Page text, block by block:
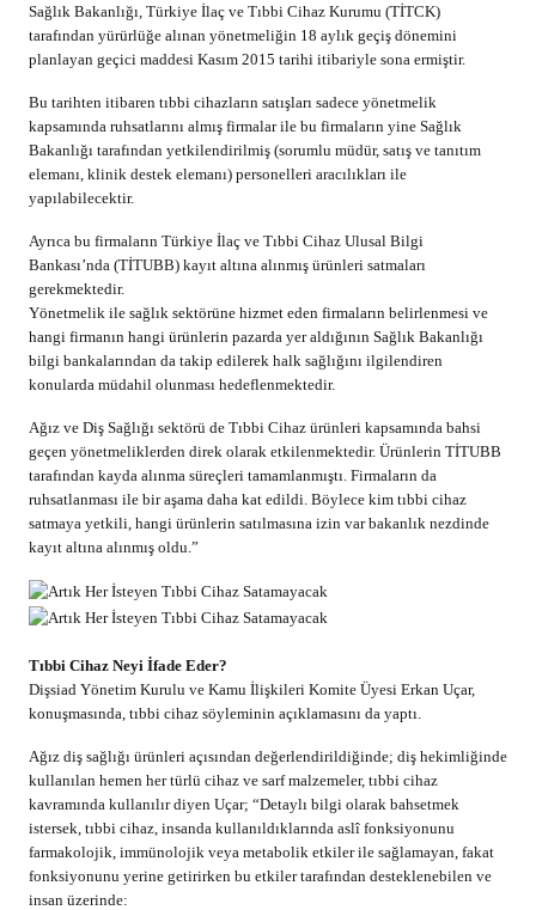
Sağlık Bakanlığı, Türkiye İlaç ve Tıbbi Cihaz Kurumu (TİTCK)
tarafından yürürlüğe alınan yönetmeliğin 18 aylık geçiş dönemini
planlayan geçici maddesi Kasım 2015 tarihi itibariyle sona ermiştir.
Bu tarihten itibaren tıbbi cihazların satışları sadece yönetmelik
kapsamında ruhsatlarını almış firmalar ile bu firmaların yine Sağlık
Bakanlığı tarafından yetkilendirilmiş (sorumlu müdür, satış ve tanıtım
elemanı, klinik destek elemanı) personelleri aracılıkları ile
yapılabilecektir.
Ayrıca bu firmaların Türkiye İlaç ve Tıbbi Cihaz Ulusal Bilgi
Bankası’nda (TİTUBB) kayıt altına alınmış ürünleri satmaları
gerekmektedir.
Yönetmelik ile sağlık sektörüne hizmet eden firmaların belirlenmesi ve
hangi firmanın hangi ürünlerin pazarda yer aldığının Sağlık Bakanlığı
bilgi bankalarından da takip edilerek halk sağlığını ilgilendiren
konularda müdahil olunması hedeflenmektedir.
Ağız ve Diş Sağlığı sektörü de Tıbbi Cihaz ürünleri kapsamında bahsi
geçen yönetmeliklerden direk olarak etkilenmektedir. Ürünlerin TİTUBB
tarafından kayda alınma süreçleri tamamlanmıştı. Firmaların da
ruhsatlanması ile bir aşama daha kat edildi. Böylece kim tıbbi cihaz
satmaya yetkili, hangi ürünlerin satılmasına izin var bakanlık nezdinde
kayıt altına alınmış oldu.”
Tıbbi Cihaz Neyi İfade Eder?
Dişsiad Yönetim Kurulu ve Kamu İlişkileri Komite Üyesi Erkan Uçar,
konuşmasında, tıbbi cihaz söyleminin açıklamasını da yaptı.
Ağız diş sağlığı ürünleri açısından değerlendirildiğinde; diş hekimliğinde
kullanılan hemen her türlü cihaz ve sarf malzemeler, tıbbi cihaz
kavramında kullanılır diyen Uçar; “Detaylı bilgi olarak bahsetmek
istersek, tıbbi cihaz, insanda kullanıldıklarında aslî fonksiyonunu
farmakolojik, immünolojik veya metabolik etkiler ile sağlamayan, fakat
fonksiyonunu yerine getirirken bu etkiler tarafından desteklenebilen ve
insan üzerinde: